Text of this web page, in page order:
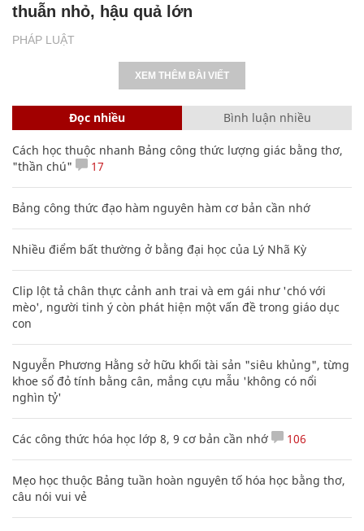
PHÁP LUẬT
thuẫn nhỏ, hậu quả lớn
XEM THÊM BÀI VIẾT
Đọc nhiều Bình luận nhiều
Cách học thuộc nhanh Bảng công thức lượng giác bằng thơ,
"thần chú"
17
Bảng công thức đạo hàm nguyên hàm cơ bản cần nhớ
Nhiều điểm bất thường ở bằng đại học của Lý Nhã Kỳ
Clip lột tả chân thực cảnh anh trai và em gái như 'chó với
mèo', người tinh ý còn phát hiện một vấn đề trong giáo dục
con
Nguyễn Phương Hằng sở hữu khối tài sản "siêu khủng", từng
khoe sổ đỏ tính bằng cân, mắng cựu mẫu 'không có nổi
nghìn tỷ'
Các công thức hóa học lớp 8, 9 cơ bản cần nhớ 106
Mẹo học thuộc Bảng tuần hoàn nguyên tố hóa học bằng thơ,
câu nói vui vẻ